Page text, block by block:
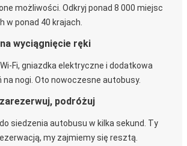
możliwości. Odkryj ponad 8 000 miejsc
w ponad 40 krajach.
wyciągnięcie ręki
Fi, gniazdka elektryczne i dodatkowa
nogi. Oto nowoczesne autobusy.
podróżuj
siedzenia autobusu w kilka sekund. Ty
my zajmiemy się resztą.